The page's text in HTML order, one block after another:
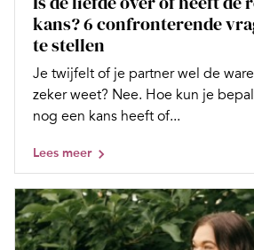
kans? 6 confronterende
te stellen
Je twijfelt of je partner wel de
zeker weet? Nee. Hoe kun je
nog een kans heeft of...
Lees meer